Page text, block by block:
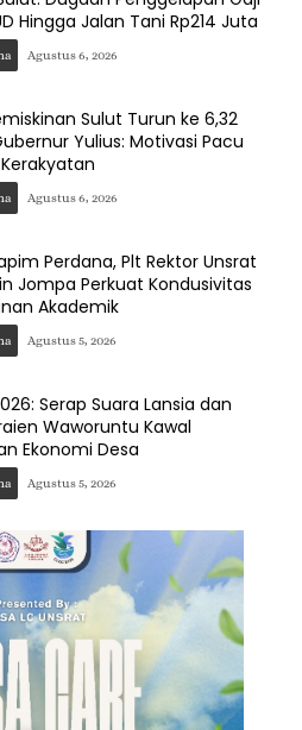
Hingga Jalan Tani Rp214 Juta
Agustus 6, 2026
Sulut Turun ke 6,32
Yulius: Motivasi Pacu
Agustus 6, 2026
Perdana, Plt Rektor Unsrat
Jompa Perkuat Kondusivitas
Akademik
Agustus 5, 2026
Serap Suara Lansia dan
Waworuntu Kawal
Ekonomi Desa
Agustus 5, 2026